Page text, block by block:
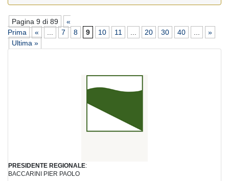
Pagina 9 di 89
«
Prima
« 7 8 9 10 11 20 30 40
»
Ultima »
PRESIDENTE REGIONALE:
BACCARINI PIER PAOLO